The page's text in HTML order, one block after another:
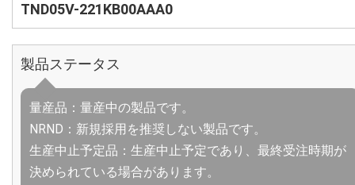
TND05V-221KB00AAA0
製品ステータス
量産品：量産中の製品です。
NRND：新規採用を推奨しない製品です。
生産中止予定品：生産中止予定であり、最終受注時期が
決められている場合があります。